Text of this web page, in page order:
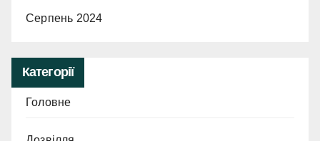
Серпень 2024
Категорії
Головне